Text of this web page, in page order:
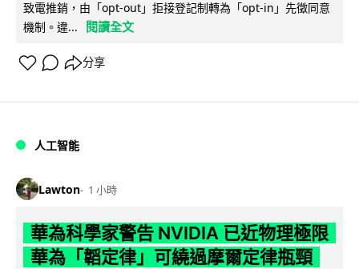
致電推銷，由「opt-out」拒接登記制轉為「opt-in」先徵同意
機制。違...
閱讀全文
分享
人工智能
Lawton 1 小時
華為科學家警告 NVIDIA 已近物理極限
華為「韜定律」可繞過摩爾定律瓶頸